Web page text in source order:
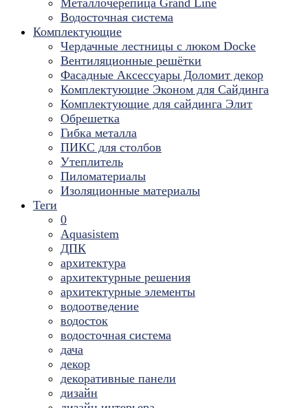
Металлочерепица Grand Line
Водосточная система
Комплектующие
Чердачные лестницы с люком Docke
Вентиляционные решётки
Фасадные Аксессуары Доломит декор
Комплектующие Эконом для Сайдинга
Комплектующие для cайдинга Элит
Обрешетка
Гибка металла
ПИКС для столбов
Утеплитель
Пиломатериалы
Изоляционные материалы
Теги
0
Aquasistem
ДПК
архитектура
архитектурные решения
архитектурные элементы
водоотведение
водосток
водосточная система
дача
декор
декоративные панели
дизайн